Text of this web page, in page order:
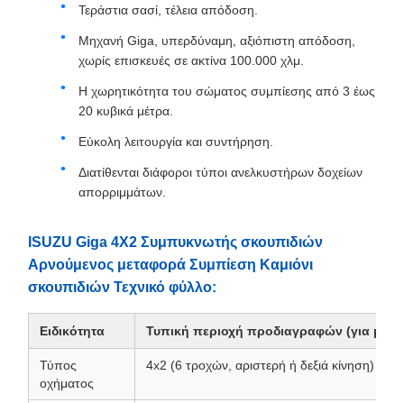
Τεράστια σασί, τέλεια απόδοση.
Μηχανή Giga, υπερδύναμη, αξιόπιστη απόδοση,
χωρίς επισκευές σε ακτίνα 100.000 χλμ.
Η χωρητικότητα του σώματος συμπίεσης από 3 έως
20 κυβικά μέτρα.
Εύκολη λειτουργία και συντήρηση.
Διατίθενται διάφοροι τύποι ανελκυστήρων δοχείων
απορριμμάτων.
ISUZU Giga 4X2 Συμπυκνωτής σκουπιδιών
Αρνούμενος μεταφορά Συμπίεση Καμιόνι
σκουπιδιών Τεχνικό φύλλο:
Ειδικότητα Τυπική περιοχή προδιαγραφών (για
Τύπος
οχήματος
4x2 (6 τροχών, αριστερή ή δεξιά κίνηση)